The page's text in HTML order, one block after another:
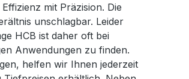
mit Präzision. Die
unschlagbar. Leider
HCB ist daher oft bei
Anwendungen zu finden.
helfen wir Ihnen jederzeit